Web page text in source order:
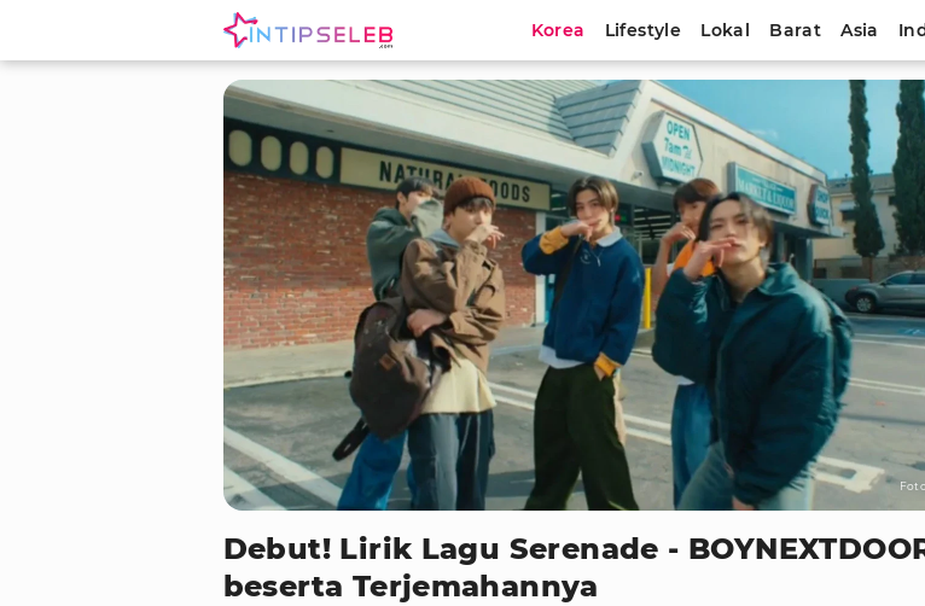
Korea Lifestyle Lokal Barat Asia
Debut! Lirik Lagu Serenade -
beserta Terjemahannya